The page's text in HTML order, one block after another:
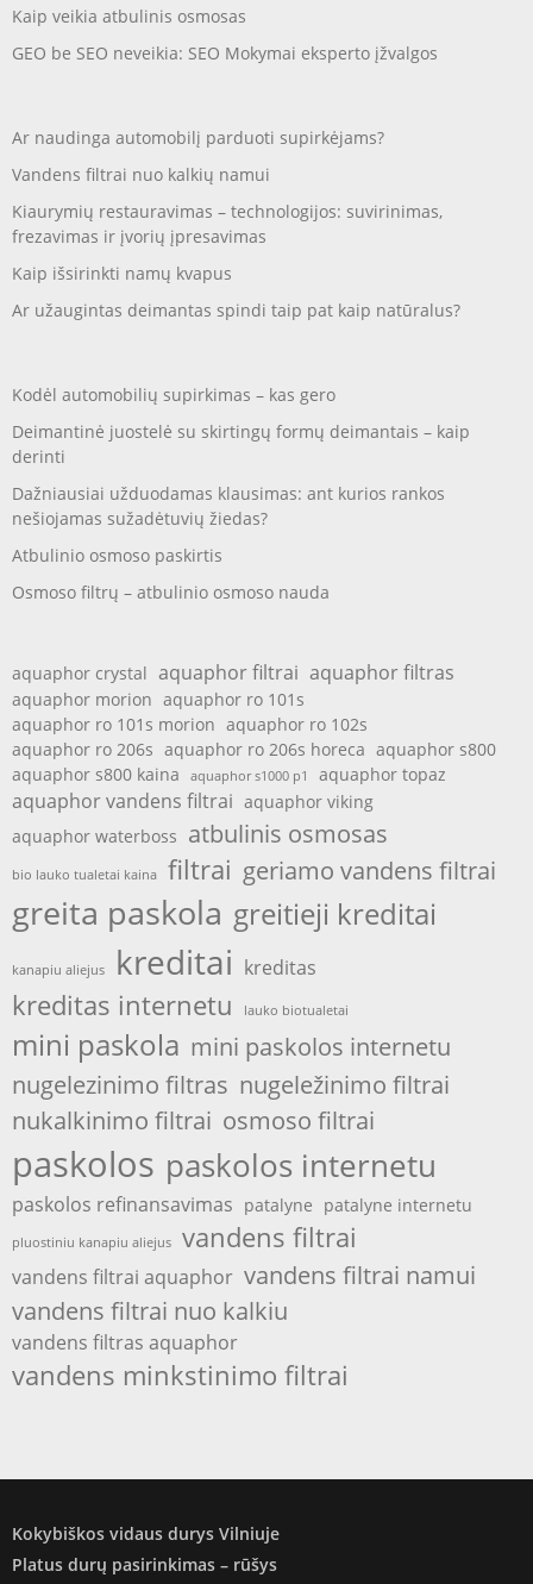
Kaip veikia atbulinis osmosas
GEO be SEO neveikia: SEO Mokymai eksperto įžvalgos
Ar naudinga automobilį parduoti supirkėjams?
Vandens filtrai nuo kalkių namui
Kiaurymių restauravimas – technologijos: suvirinimas,
frezavimas ir įvorių įpresavimas
Kaip išsirinkti namų kvapus
Ar užaugintas deimantas spindi taip pat kaip natūralus?
Kodėl automobilių supirkimas – kas gero
Deimantinė juostelė su skirtingų formų deimantais – kaip
derinti
Dažniausiai užduodamas klausimas: ant kurios rankos
nešiojamas sužadėtuvių žiedas?
Atbulinio osmoso paskirtis
Osmoso filtrų – atbulinio osmoso nauda
aquaphor crystal aquaphor filtrai aquaphor filtras
aquaphor morion aquaphor ro 101s
aquaphor ro 101s morion aquaphor ro 102s
aquaphor ro 206s aquaphor ro 206s horeca aquaphor s800
aquaphor s800 kaina
aquaphor s1000 p1 aquaphor topaz
aquaphor vandens filtrai aquaphor viking
aquaphor waterboss atbulinis osmosas
bio lauko tualetai kaina filtrai geriamo vandens filtrai
greita paskola greitieji kreditai
kanapiu aliejus kreditai kreditas
kreditas internetu lauko biotualetai
mini paskola mini paskolos internetu
nugelezinimo filtras nugeležinimo filtrai
nukalkinimo filtrai osmoso filtrai
paskolos paskolos internetu
paskolos refinansavimas patalyne patalyne internetu
pluostiniu kanapiu aliejus vandens filtrai
vandens filtrai aquaphor vandens filtrai namui
vandens filtrai nuo kalkiu
vandens filtras aquaphor
vandens minkstinimo filtrai
Kokybiškos vidaus durys Vilniuje
Platus durų pasirinkimas – rūšys